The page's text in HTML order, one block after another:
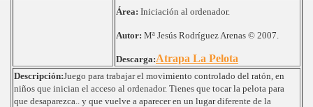
Área: Iniciación al ordenador.
Autor: Mª Jesús Rodríguez Arenas © 2007.
Descarga:Atrapa La Pelota
Descripción:Juego para trabajar el movimiento controlado del ratón, en
niños que inician el acceso al ordenador. Tienes que tocar la pelota para
que desaparezca.. y que vuelve a aparecer en un lugar diferente de la